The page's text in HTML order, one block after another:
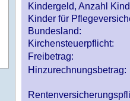
Kindergeld, Anzahl
Kinder für
Bundesland:
Kirchensteuerpflicht:
Freibetrag:
Hinzurechnungsbetrag: